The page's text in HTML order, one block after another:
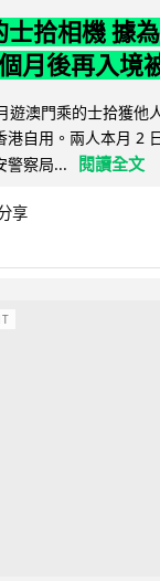
士拾相機 據
月後再入境
遊澳門乘的士拾獲他
港自用。兩人本月 2
警察局...
閱讀全文
享